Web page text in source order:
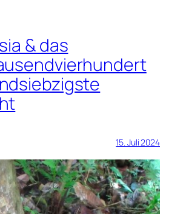
& das
15. Juli 2024